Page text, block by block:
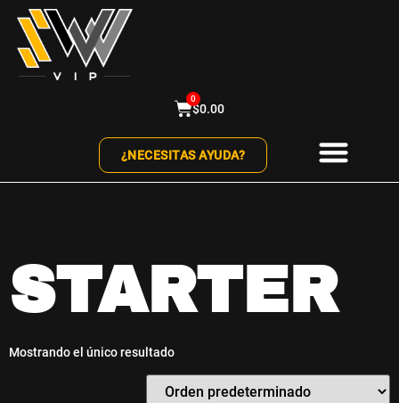
$0.00
0
¿NECESITAS AYUDA?
STARTER
Mostrando el único resultado